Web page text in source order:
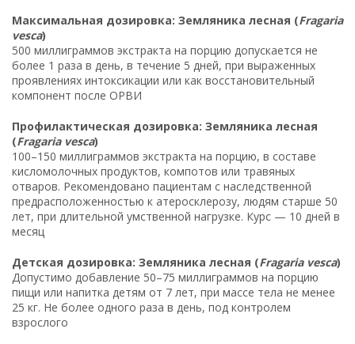
Максимальная дозировка: Земляника лесная (Fragaria
vesca)
500 миллиграммов экстракта на порцию допускается не
более 1 раза в день, в течение 5 дней, при выраженных
проявлениях интоксикации или как восстановительный
компонент после ОРВИ
Профилактическая дозировка: Земляника лесная
(Fragaria vesca)
100–150 миллиграммов экстракта на порцию, в составе
кисломолочных продуктов, компотов или травяных
отваров. Рекомендовано пациентам с наследственной
предрасположенностью к атеросклерозу, людям старше 50
лет, при длительной умственной нагрузке. Курс — 10 дней в
месяц
Детская дозировка: Земляника лесная (Fragaria vesca)
Допустимо добавление 50–75 миллиграммов на порцию
пищи или напитка детям от 7 лет, при массе тела не менее
25 кг. Не более одного раза в день, под контролем
взрослого